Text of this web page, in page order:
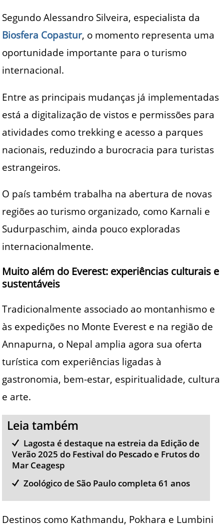
Segundo Alessandro Silveira, especialista da
Biosfera Copastur, o momento representa uma
oportunidade importante para o turismo
internacional.
Entre as principais mudanças já implementadas
está a digitalização de vistos e permissões para
atividades como trekking e acesso a parques
nacionais, reduzindo a burocracia para turistas
estrangeiros.
O país também trabalha na abertura de novas
regiões ao turismo organizado, como Karnali e
Sudurpaschim, ainda pouco exploradas
internacionalmente.
Muito além do Everest: experiências culturais e
sustentáveis
Tradicionalmente associado ao montanhismo e
às expedições no Monte Everest e na região de
Annapurna, o Nepal amplia agora sua oferta
turística com experiências ligadas à
gastronomia, bem-estar, espiritualidade, cultura
e arte.
Leia também
Lagosta é destaque na estreia da Edição de
Verão 2025 do Festival do Pescado e Frutos do
Mar Ceagesp
Zoológico de São Paulo completa 61 anos
Destinos como Kathmandu, Pokhara e Lumbini